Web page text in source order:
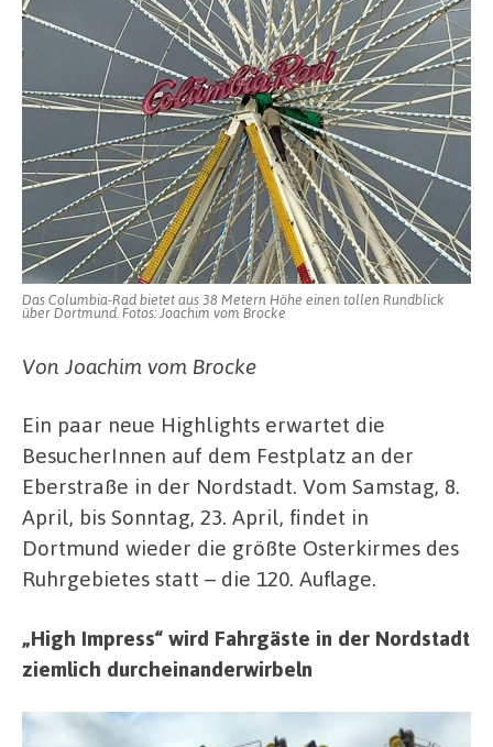
Das Columbia-Rad bietet aus 38 Metern Höhe einen tollen Rundblick
über Dortmund. Fotos: Joachim vom Brocke
Von Joachim vom Brocke
Ein paar neue Highlights erwartet die
BesucherInnen auf dem Festplatz an der
Eberstraße in der Nordstadt. Vom Samstag, 8.
April, bis Sonntag, 23. April, findet in
Dortmund wieder die größte Osterkirmes des
Ruhrgebietes statt – die 120. Auflage.
„High Impress“ wird Fahrgäste in der Nordstadt
ziemlich durcheinanderwirbeln